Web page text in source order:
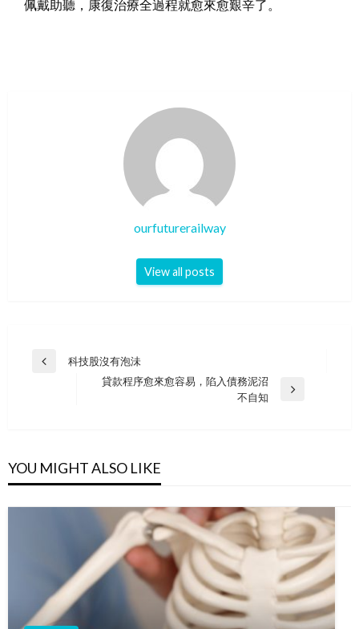
佩戴助聽，康復治療全過程就愈來愈艱辛了。
ourfuturerailway
View all posts
Post
navigation
Previous
科技股沒有泡沬
貸款程序愈來愈容易，陷入債務泥沼
不自知
YOU MIGHT ALSO LIKE